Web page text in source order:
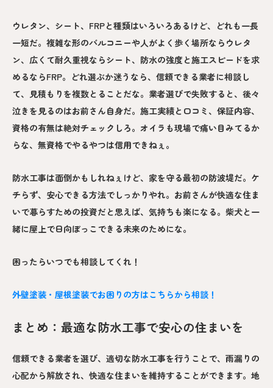
ウレタン、シート、FRPと種類はいろいろあるけど、どれも一長
一短だ。複雑な形のバルコニーや人がよく歩く場所ならウレタ
ン、広くて耐久重視ならシート、防水の強度と施工スピードを求
めるならFRP。どれ選ぶか迷うなら、信頼できる業者に相談し
て、見積もりを複数とることだな。業者選びで失敗すると、後々
泣きを見るのはお前さん自身だ。施工実績と口コミ、保証内容、
資格の有無は絶対チェックしろ。オイラも現場で痛い目みてるか
らな、無資格でやるやつは信用できねぇ。
防水工事は面倒かもしれねぇけど、家を守る最初の防波堤だ。ケ
チらず、安心できる方法でしっかりやれ。お前さんが快適な住ま
いで暮らすための投資だと思えば、気持ちも楽になる。柴犬と一
緒に屋上で日向ぼっこできる未来のためにな。
困ったらいつでも相談してくれ！
外壁塗装・屋根塗装でお困りの方はこちらから相談！
まとめ：最適な防水工事で安心の住まいを
信頼できる業者を選び、適切な防水工事を行うことで、雨漏りの
心配から解放され、快適な住まいを維持することができます。地